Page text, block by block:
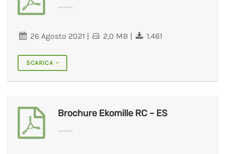
26 Agosto 2021 | 2,0 MB | 1.461
SCARICA
Brochure Ekomille RC – ES